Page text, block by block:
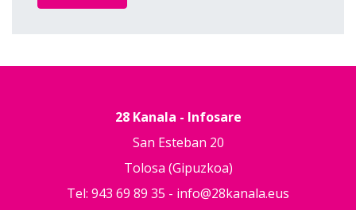
28 Kanala - Infosare
San Esteban 20
Tolosa (Gipuzkoa)
Tel: 943 69 89 35 - info@28kanala.eus